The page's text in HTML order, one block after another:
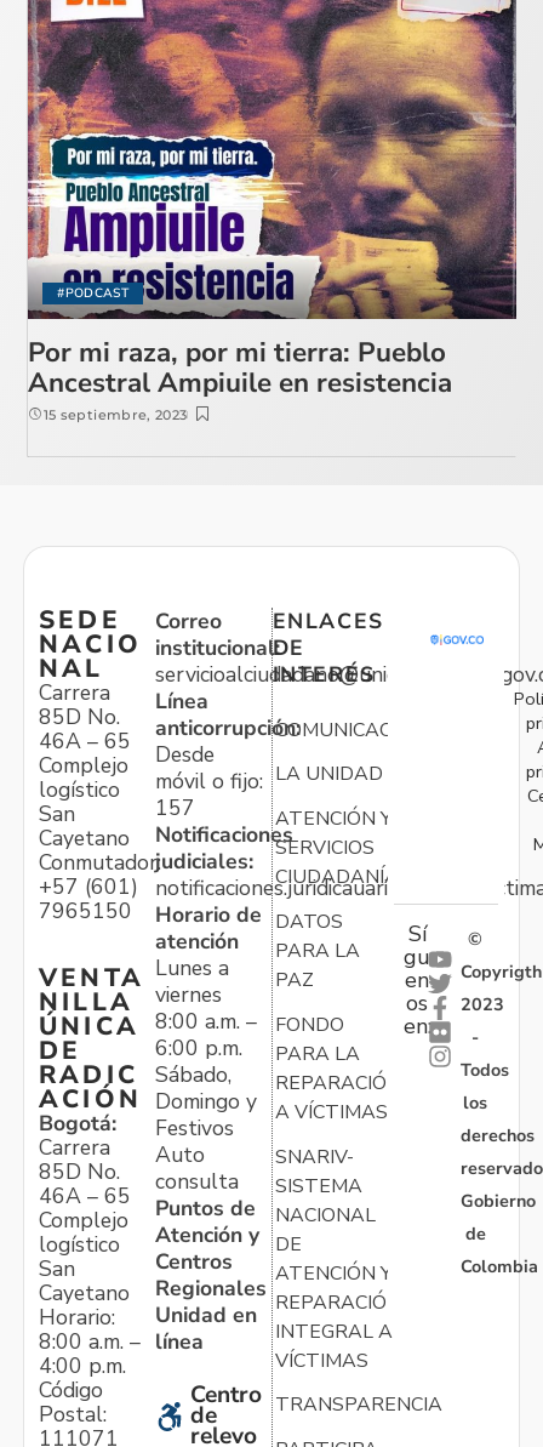
#PODCAST
Por mi raza, por mi tierra: Pueblo
Ancestral Ampiuile en resistencia
15 septiembre, 2023
SEDE
NACIO
NAL
Carrera
85D No.
46A – 65
Complejo
logístico
San
Cayetano
Conmutador:
+57 (601)
7965150
VENTA
NILLA
ÚNICA
DE
RADIC
ACIÓN
Bogotá:
Carrera
85D No.
46A – 65
Complejo
logístico
San
Cayetano
Horario:
8:00 a.m. –
4:00 p.m.
Código
Postal:
111071
Correo
institucional:
Línea
anticorrupción:
Desde
móvil o fijo:
157
Notificaciones
judiciales:
Horario de
atención
Lunes a
viernes
8:00 a.m. –
6:00 p.m.
Sábado,
Domingo y
Festivos
Auto
consulta
Puntos de
Atención y
Centros
Regionales
Unidad en
línea
Centro
de
relevo
ENLACES
DE
INTERÉS
COMUNICACIONES
LA UNIDAD
ATENCIÓN Y
SERVICIOS
CIUDADANÍA
DATOS
PARA LA
PAZ
FONDO
PARA LA
REPARACIÓN
A VÍCTIMAS
SNARIV-
SISTEMA
NACIONAL
DE
ATENCIÓN Y
REPARACIÓN
INTEGRAL A
VÍCTIMAS
TRANSPARENCIA
Sí
gu
en
os
en:
©
Copyrigth
2023
-
Todos
los
derechos
Gobierno
de
Colombia